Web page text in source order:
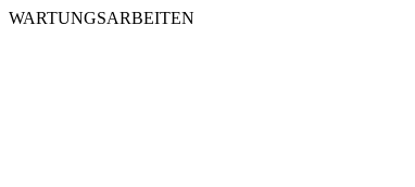
WARTUNGSARBEITEN